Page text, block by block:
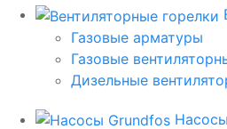
Газовые арматуры
Газовые
Дизельные